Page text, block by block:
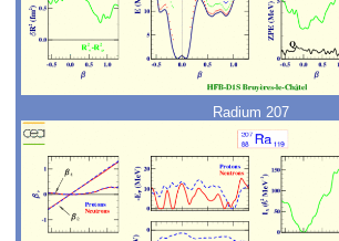
Radium 207